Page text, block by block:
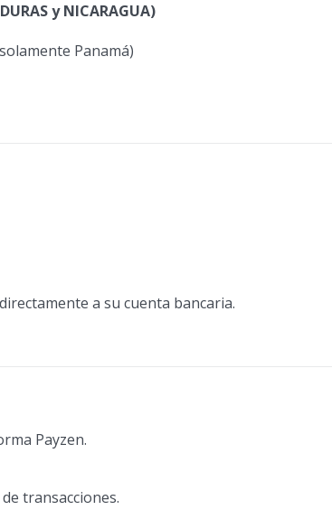
y NICARAGUA)
Panamá)
a su cuenta bancaria.
Payzen.
transacciones.